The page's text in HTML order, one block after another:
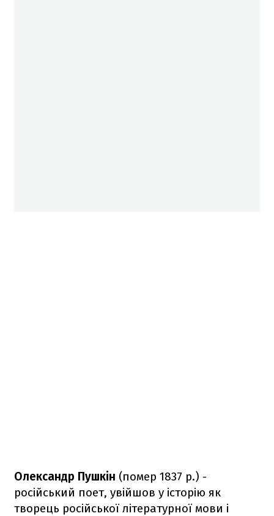
Олександр Пушкін (помер 1837 р.) -
російський поет, увійшов у історію як
творець російської літературної мови і